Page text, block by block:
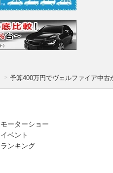
予算400万円でヴェルファイア中
モーターショー
イベント
ランキング